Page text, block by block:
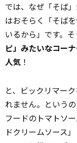
では、なぜ「そば
はおそらく「そば
いるから」です。そ
ピ」みたいなコー
人気 ！
と、ビックリマー
れません。という
フードのトマトソ
ドクリームソース